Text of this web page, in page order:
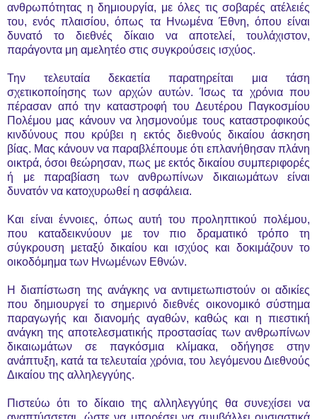
ανθρωπότητας η δημιουργία, με όλες τις σοβαρές ατέλειές
του, ενός πλαισίου, όπως τα Ηνωμένα Έθνη, όπου είναι
δυνατό το διεθνές δίκαιο να αποτελεί, τουλάχιστον,
παράγοντα μη αμελητέο στις συγκρούσεις ισχύος.
Την τελευταία δεκαετία παρατηρείται μια τάση
σχετικοποίησης των αρχών αυτών. Ίσως τα χρόνια που
πέρασαν από την καταστροφή του Δευτέρου Παγκοσμίου
Πολέμου μας κάνουν να λησμονούμε τους καταστροφικούς
κινδύνους που κρύβει η εκτός διεθνούς δικαίου άσκηση
βίας. Μας κάνουν να παραβλέπουμε ότι επλανήθησαν πλάνη
οικτρά, όσοι θεώρησαν, πως με εκτός δικαίου συμπεριφορές
ή με παραβίαση των ανθρωπίνων δικαιωμάτων είναι
δυνατόν να κατοχυρωθεί η ασφάλεια.
Και είναι έννοιες, όπως αυτή του προληπτικού πολέμου,
που καταδεικνύουν με τον πιο δραματικό τρόπο τη
σύγκρουση μεταξύ δικαίου και ισχύος και δοκιμάζουν το
οικοδόμημα των Ηνωμένων Εθνών.
Η διαπίστωση της ανάγκης να αντιμετωπιστούν οι αδικίες
που δημιουργεί το σημερινό διεθνές οικονομικό σύστημα
παραγωγής και διανομής αγαθών, καθώς και η πιεστική
ανάγκη της αποτελεσματικής προστασίας των ανθρωπίνων
δικαιωμάτων σε παγκόσμια κλίμακα, οδήγησε στην
ανάπτυξη, κατά τα τελευταία χρόνια, του λεγόμενου Διεθνούς
Δικαίου της αλληλεγγύης.
Πιστεύω ότι το δίκαιο της αλληλεγγύης θα συνεχίσει να